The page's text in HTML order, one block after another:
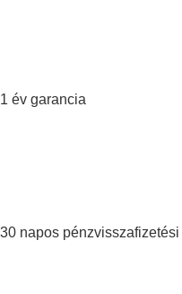
1 év garancia
30 napos